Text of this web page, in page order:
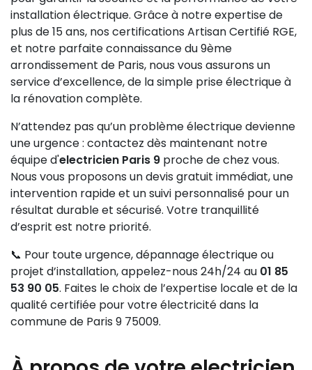
la mise en service du compteur électrique par le
fournisseur d’énergie et vous garantit une installation
sécurisée et conforme.
installation électrique. Grâce à notre expertise de
plus de 15 ans, nos certifications Artisan Certifié RGE,
et notre parfaite connaissance du 9ème
arrondissement de Paris, nous vous assurons un
service d’excellence, de la simple prise électrique à
la rénovation complète.
N’attendez pas qu’un problème électrique devienne
une urgence : contactez dès maintenant notre
équipe d'electricien Paris 9 proche de chez vous.
Nous vous proposons un devis gratuit immédiat, une
intervention rapide et un suivi personnalisé pour un
résultat durable et sécurisé. Votre tranquillité
d’esprit est notre priorité.
📞 Pour toute urgence, dépannage électrique ou
projet d’installation, appelez-nous 24h/24 au 01 85
53 90 05. Faites le choix de l’expertise locale et de la
qualité certifiée pour votre électricité dans la
commune de Paris 9 75009.